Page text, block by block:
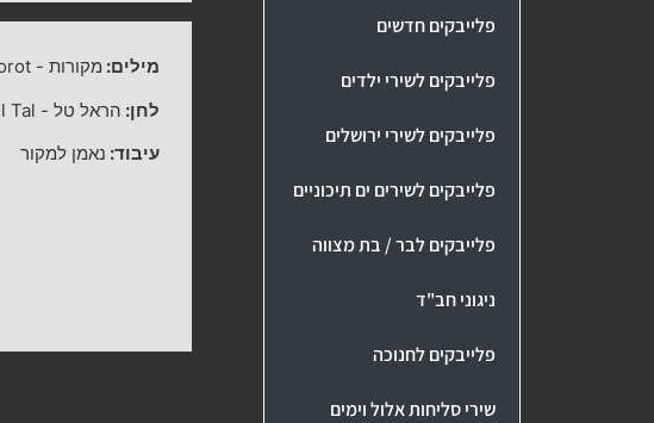
פלייבקים חדשים
פלייבקים לשירי ילדים
פלייבקים לשירי ירושלים
פלייבקים לשירים ים תיכוניים
פלייבקים לבר / בת מצווה
ניגוני חב"ד
פלייבקים לחנוכה
שירי סליחות אלול וימים
מילים: מקורות-
לחן: הראל טל-
Tal
עיבוד: נאמן למקור